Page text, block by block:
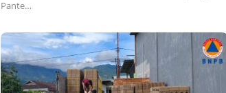
Pante…